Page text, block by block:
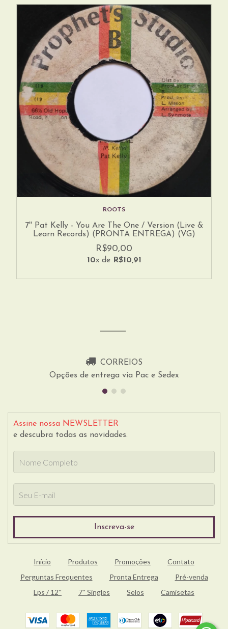
ROOTS
7'' Pat Kelly - You Are The One / Version (Live &
Learn Records) (PRONTA ENTREGA) (VG)
R$90,00
10x de R$10,91
CORREIOS
Opções de entrega via Pac e Sedex
Assine nossa NEWSLETTER
e descubra todas as novidades.
Início Produtos Promoções
Contato
Perguntas Frequentes
Pronta Entrega
Pré-venda
Lps / 12''
7'' Singles Selos Camisetas